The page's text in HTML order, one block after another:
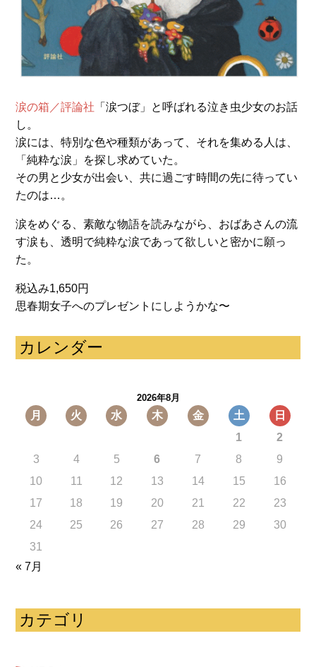
涙の箱／評論社 「涙つぼ」と呼ばれる泣き虫少女のお話
し。
涙には、特別な色や種類があって、それを集める人は、
「純粋な涙」を探し求めていた。
その男と少女が出会い、共に過ごす時間の先に待ってい
たのは…。
涙をめぐる、素敵な物語を読みながら、おばあさんの流
す涙も、透明で純粋な涙であって欲しいと密かに願っ
た。
税込み1,650円
思春期女子へのプレゼントにしようかな〜
カレンダー
2026年8月
月 火 水 木 金 土
日
1
2
3
4 5 6 7 8
9
10
11 12 13 14 15
16
17
18 19 20 21 22
23
24
25 26 27 28 29
30
31
« 7月
カテゴリ